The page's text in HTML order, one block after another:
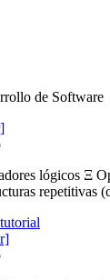
de Software
lógicos Ξ
repetitivas